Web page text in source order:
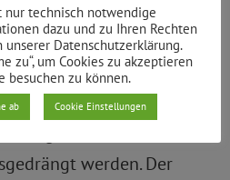
jedoch die Ein-
Angebot. Doch gerade
ersten Arbeitsmarkt
haben, dürfen nicht
werden. Der
nur technisch notwendige
dazu und zu Ihren Rechten
Datenschutzerklärung.
zu“, um Cookies zu akzeptieren
besuchen zu können.
ab Cookie Einstellungen